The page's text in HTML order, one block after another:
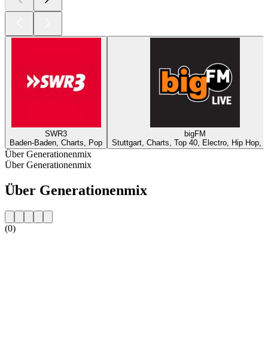
SWR3
Baden-Baden, Charts, Pop
bigFM
Stuttgart, Charts, Top 40, Electro, Hip Hop,
Über Generationenmix
Über Generationenmix
Über Generationenmix
(0)